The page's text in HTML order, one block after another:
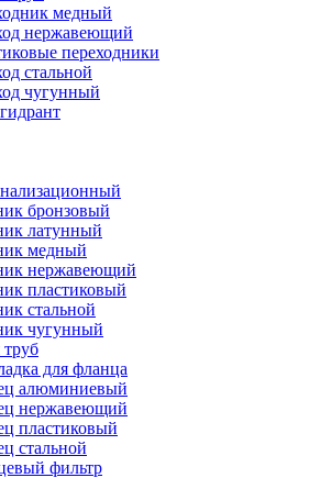
медный
нержавеющий
переходники
стальной
чугунный
бронзовый
латунный
медный
нержавеющий
пластиковый
стальной
чугунный
для фланца
алюминиевый
нержавеющий
пластиковый
стальной
фильтр